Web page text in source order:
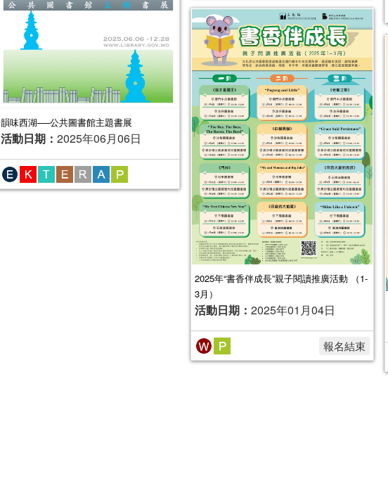
韻味西湖──公共圖書館主題書展
活動日期： 2025年06月06日
2025年“書香伴成長”親子閱讀推廣活動 （1-
3月）
活動日期： 2025年01月04日
報名結束